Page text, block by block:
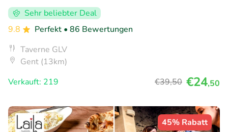
Sehr beliebter Deal
9.8
Perfekt • 86 Bewertungen
Taverne GLV
Gent (13km)
Verkauft: 219
€39,50 €24,50
45% Rabatt